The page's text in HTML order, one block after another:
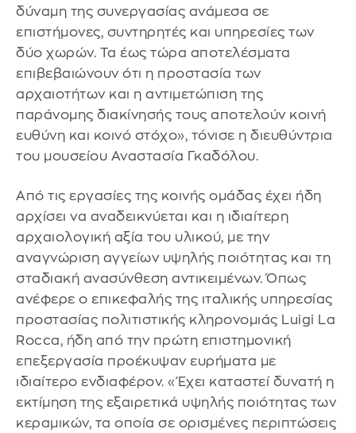
δύναμη της συνεργασίας ανάμεσα σε
επιστήμονες, συντηρητές και υπηρεσίες των
δύο χωρών. Τα έως τώρα αποτελέσματα
επιβεβαιώνουν ότι η προστασία των
αρχαιοτήτων και η αντιμετώπιση της
παράνομης διακίνησής τους αποτελούν κοινή
ευθύνη και κοινό στόχο», τόνισε η διευθύντρια
του μουσείου Αναστασία Γκαδόλου.
Από τις εργασίες της κοινής ομάδας έχει ήδη
αρχίσει να αναδεικνύεται και η ιδιαίτερη
αρχαιολογική αξία του υλικού, με την
αναγνώριση αγγείων υψηλής ποιότητας και τη
σταδιακή ανασύνθεση αντικειμένων. Όπως
ανέφερε ο επικεφαλής της ιταλικής υπηρεσίας
προστασίας πολιτιστικής κληρονομιάς Luigi La
Rocca, ήδη από την πρώτη επιστημονική
επεξεργασία προέκυψαν ευρήματα με
ιδιαίτερο ενδιαφέρον. «Έχει καταστεί δυνατή η
εκτίμηση της εξαιρετικά υψηλής ποιότητας των
κεραμικών, τα οποία σε ορισμένες περιπτώσεις